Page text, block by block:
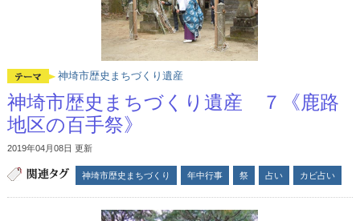
神埼市歴史まちづくり遺産
神埼市歴史まちづくり遺産 ７《鹿路
地区の百手祭》
2019年04月08日 更新
神埼市歴史まちづくり 年中行事 祭 占い カビ占い